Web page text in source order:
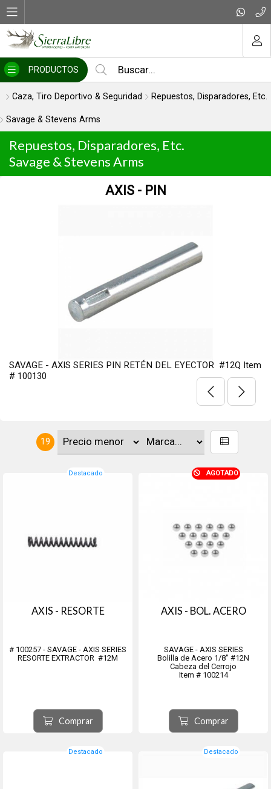
PRODUCTOS
Caza, Tiro Deportivo & Seguridad Repuestos, Disparadores, Etc.
Savage & Stevens Arms
Repuestos, Disparadores, Etc.
Savage & Stevens Arms
AXIS - PIN
- AXIS SERIES PIN RETÉN DEL EYECTOR #12Q Item
19
Destacado
AXIS - RESORTE
# 100257 - SAVAGE - AXIS SERIES
RESORTE EXTRACTOR #12M
Comprar
AGOTADO
AXIS - BOL. ACERO
SAVAGE - AXIS SERIES
Bolilla de Acero 1/8" #12N
Cabeza del Cerrojo
Item # 100214
Comprar
Destacado Destacado